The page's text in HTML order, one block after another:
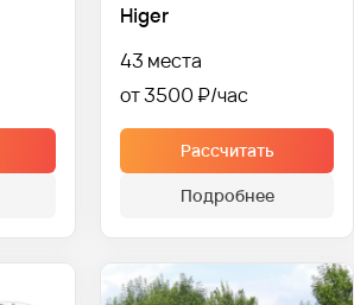
Higer
43 места
от 3500 ₽
Рассчитать
Подробнее